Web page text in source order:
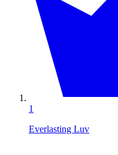
1
Everlasting Luv